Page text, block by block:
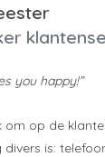
you happy!”
om op de
is: